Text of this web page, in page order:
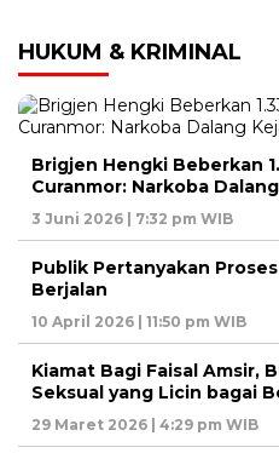
HUKUM & KRIMINAL
Brigjen Hengki Beberkan
Curanmor: Narkoba
3 Juni 2026 | 7:32 pm WIB
Publik Pertanyakan
Berjalan
10 April 2026 | 11:50 pm WIB
Kiamat Bagi Faisal Amsir,
Seksual yang Licin bagai
29 Maret 2026 | 4:29 pm WIB